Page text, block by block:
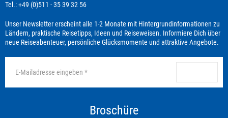
Tel.: +49 (0)511 - 35 39 32 56
Unser Newsletter erscheint alle 1-2 Monate mit Hintergrundinformationen zu
Ländern, praktische Reisetipps, Ideen und Reiseweisen. Informiere Dich über
neue Reiseabenteuer, persönliche Glücksmomente und attraktive Angebote.
Broschüre